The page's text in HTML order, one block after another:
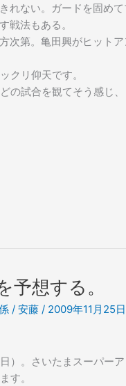
ない。ガードを固めて
戦法もある。
第。亀田興がヒットア
クリ仰天です。
の試合を観てそう感じ
予想する。
/ 安藤 / 2009年11月25日
）。さいたまスーパーア
す。